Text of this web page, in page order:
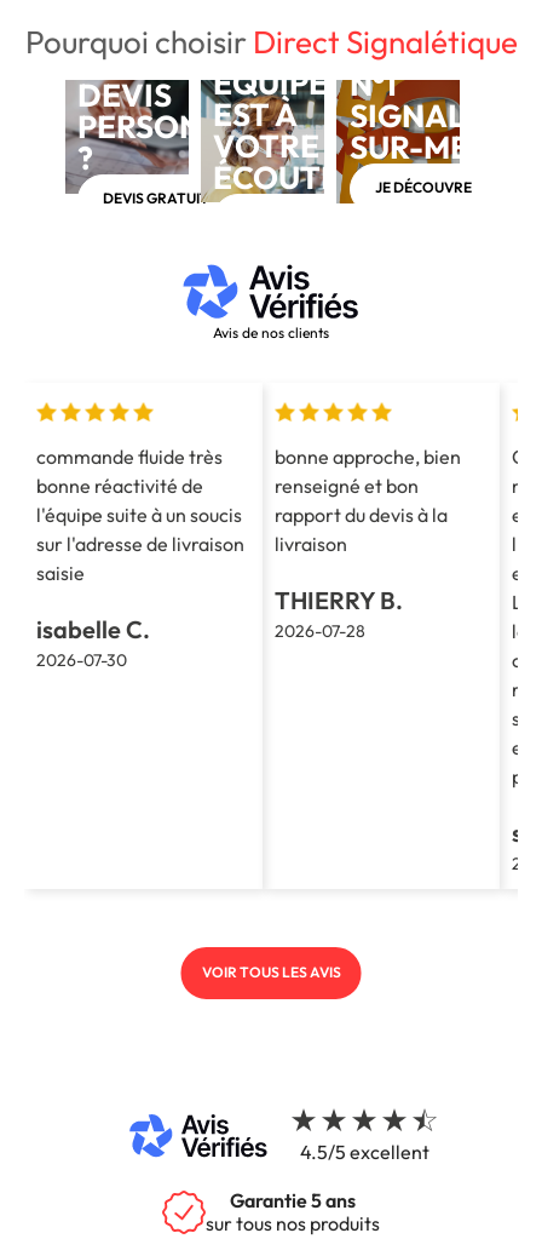
Pourquoi choisir Direct Signalétique
BESOIN D'UN
DEVIS
PERSONNALISÉ
?
DEVIS GRATUIT
NOTRE
ÉQUIPE
EST À
VOTRE
ÉCOUTE
N°1
SUR-
JE DÉCOUVRE
Avis de nos clients
commande fluide très
bonne réactivité de
l'équipe suite à un soucis
sur l'adresse de livraison
saisie
isabelle C.
2026-07-30
bonne approche, bien
renseigné et bon
rapport du devis à la
livraison
THIERRY B.
2026-07-28
est
et
La
le
et
VOIR TOUS LES AVIS
4.5/5 excellent
Garantie 5 ans
sur tous nos produits